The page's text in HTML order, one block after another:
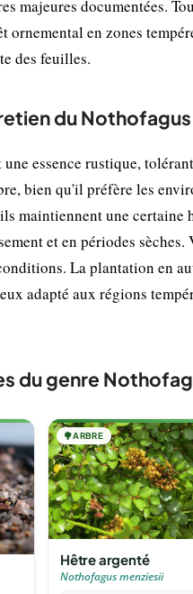
majeures documentées.
ornemental en zones
des feuilles.
du
essence rustique,
bien qu'il préfère les
maintiennent une certaine
et en périodes
La plantation en
adapté aux régions
du genre
🌳ARBRE
Hêtre argenté
Nothofagus menziesii